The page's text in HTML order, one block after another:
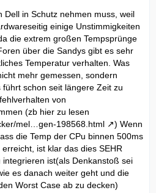
Dell in Schutz nehmen muss, weil
einige Unstimmigkeiten
die extrem großen Tempsprünge
über die Sandys gibt es sehr
Temperatur verhalten. Was
mehr gemessen, sondern
schon seit längere Zeit zu
von
(zb hier zu lesen
mel…gen-198568.html
) Wenn
die Temp der CPu binnen 500ms
ist klar das dies SEHR
ist(als Denkanstoß sei
es danach weiter geht und die
Worst Case ab zu decken)